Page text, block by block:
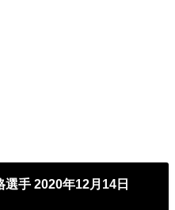
手 2020年12月14日